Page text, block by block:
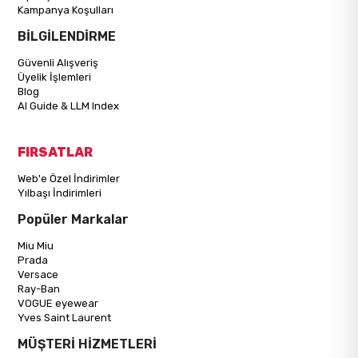
Kampanya Koşulları
BİLGİLENDİRME
Güvenli Alışveriş
Üyelik İşlemleri
Blog
AI Guide & LLM Index
FIRSATLAR
Web'e Özel İndirimler
Yılbaşı İndirimleri
Popüler Markalar
Miu Miu
Prada
Versace
Ray-Ban
VOGUE eyewear
Yves Saint Laurent
MÜŞTERİ HİZMETLERİ